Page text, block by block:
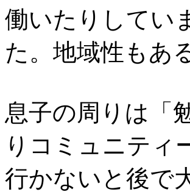
働いたりしてい
た。地域性もあ
息子の周りは「
りコミュニティ
行かないと後で